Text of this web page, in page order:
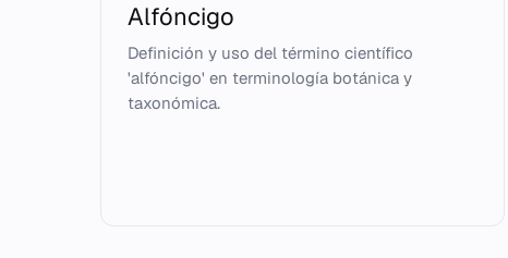
Alfóncigo
Definición y uso del término científico
'alfóncigo' en terminología botánica y
taxonómica.